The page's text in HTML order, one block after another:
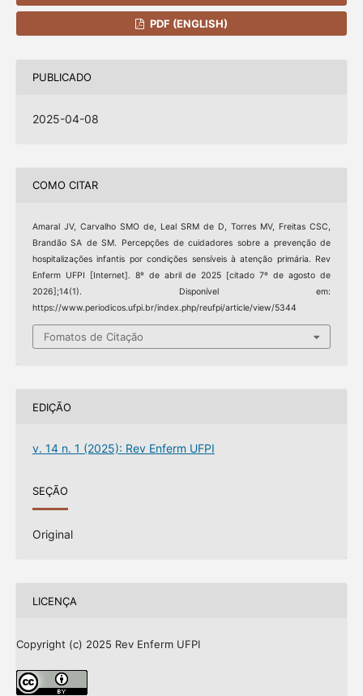
PDF (ENGLISH)
PUBLICADO
2025-04-08
COMO CITAR
Amaral JV, Carvalho SMO de, Leal SRM de D, Torres MV, Freitas CSC,
Brandão SA de SM. Percepções de cuidadores sobre a prevenção de
hospitalizações infantis por condições sensíveis à atenção primária. Rev
Enferm UFPI [Internet]. 8º de abril de 2025 [citado 7º de agosto de
2026];14(1). Disponível em:
https://www.periodicos.ufpi.br/index.php/reufpi/article/view/5344
Fomatos de Citação
EDIÇÃO
v. 14 n. 1 (2025): Rev Enferm UFPI
SEÇÃO
Original
LICENÇA
Copyright (c) 2025 Rev Enferm UFPI